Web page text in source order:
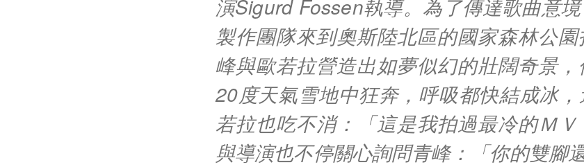
演Sigurd Fossen執導。為了傳達歌曲意
製作團隊來到奧斯陸北區的國家森林公
峰與歐若拉營造出如夢似幻的壯闊奇景
20度天氣雪地中狂奔，呼吸都快結成冰
若拉也吃不消：「這是我拍過最冷的Ｍ
與導演也不停關心詢問青峰：「你的雙腳